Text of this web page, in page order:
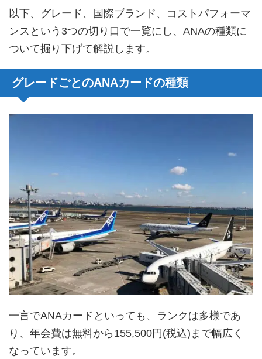
以下、グレード、国際ブランド、コストパフォーマ
ンスという3つの切り口で一覧にし、ANAの種類に
ついて掘り下げて解説します。
グレードごとのANAカードの種類
一言でANAカードといっても、ランクは多様であ
り、年会費は無料から155,500円(税込)まで幅広く
なっています。